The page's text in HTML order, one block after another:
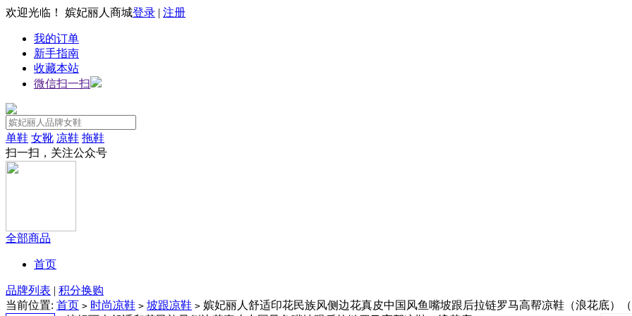
欢迎光临！ 嫔妃丽人商城登录 | 注册
我的订单
新手指南
收藏本站
微信扫一扫
单鞋 女靴 凉鞋 拖鞋
扫一扫，关注公众号
全部商品
首页
品牌列表 | 积分换购
当前位置: 首页 > 时尚凉鞋 > 坡跟凉鞋 > 嫔妃丽人舒适印花民族风侧边花真皮中国风鱼嘴坡跟后拉链罗马高帮凉鞋（浪花底）